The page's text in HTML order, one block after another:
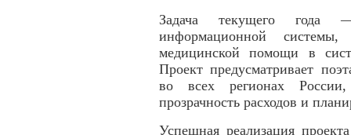
Задача текущего года
информационной
медицинской помощи в
Проект предусматривает
во всех регионах
прозрачность расходов и
Успешная реализация